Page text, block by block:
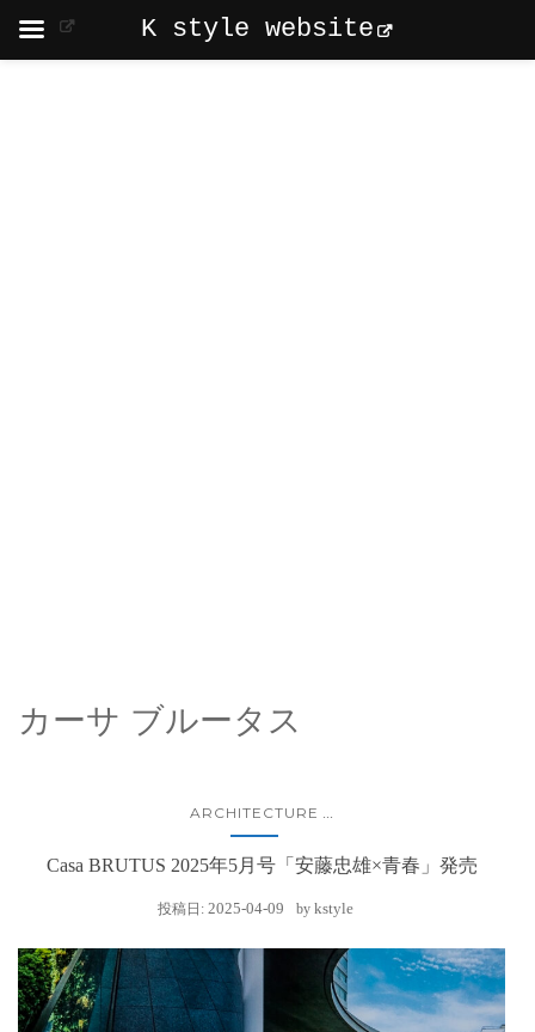
カーサ ブルータス
ARCHITECTURE ...
Casa BRUTUS 2025年5月号「安藤忠雄×青春」発売
投稿日: 2025-04-09 by kstyle
K style website